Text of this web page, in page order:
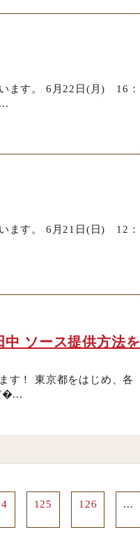
ます。 6月22日(月) 16：
ます。 6月21日(日) 12：
ソース提供方法を
す！ 東京都をはじめ、各
�...
125 126 ...